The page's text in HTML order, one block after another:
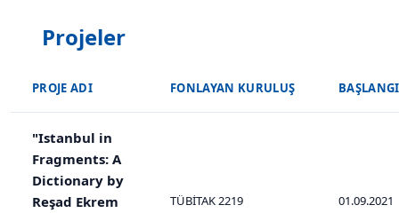
Projeler
PROJE ADI FONLAYAN KURULUŞ
"Istanbul in
Fragments: A
Dictionary by
Reşad Ekrem
TÜBİTAK 2219 01.09.2021